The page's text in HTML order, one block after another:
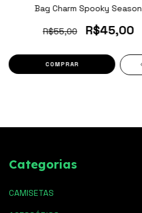
Bag Charm Spooky Season
R$55,00 R$45,00
Categorias
CAMISETAS